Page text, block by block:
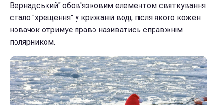
Вернадський" обов'язковим елементом святкування
стало "хрещення" у крижаній воді, після якого кожен
новачок отримує право називатись справжнім
полярником.